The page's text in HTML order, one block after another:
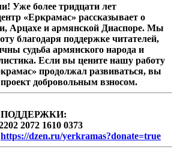
Уже более тридцати лет
«Еркрамас» рассказывает о
Арцахе и армянской Диаспоре. Мы
благодаря поддержке читателей,
судьба армянского народа и
Если вы цените нашу работу
продолжал развиваться, вы
добровольным взносом.
2072 1610 0373
https://dzen.ru/yerkramas?donate=true